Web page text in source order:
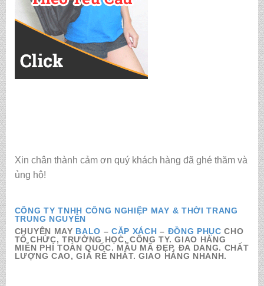
Xin chân thành cảm ơn quý khách hàng đã ghé thăm và
ủng hộ!
CÔNG TY TNHH CÔNG NGHIỆP MAY & THỜI TRANG
TRUNG NGUYÊN
CHUYÊN MAY BALO –CẶP XÁCH – ĐỒNG PHỤC CHO
TỔ CHỨC, TRƯỜNG HỌC, CÔNG TY. GIAO HÀNG
MIỄN PHÍ TOÀN QUỐC. MẪU MÃ ĐẸP, ĐA DANG. CHẤT
LƯỢNG CAO, GIÁ RẺ NHẤT. GIAO HÀNG NHANH.